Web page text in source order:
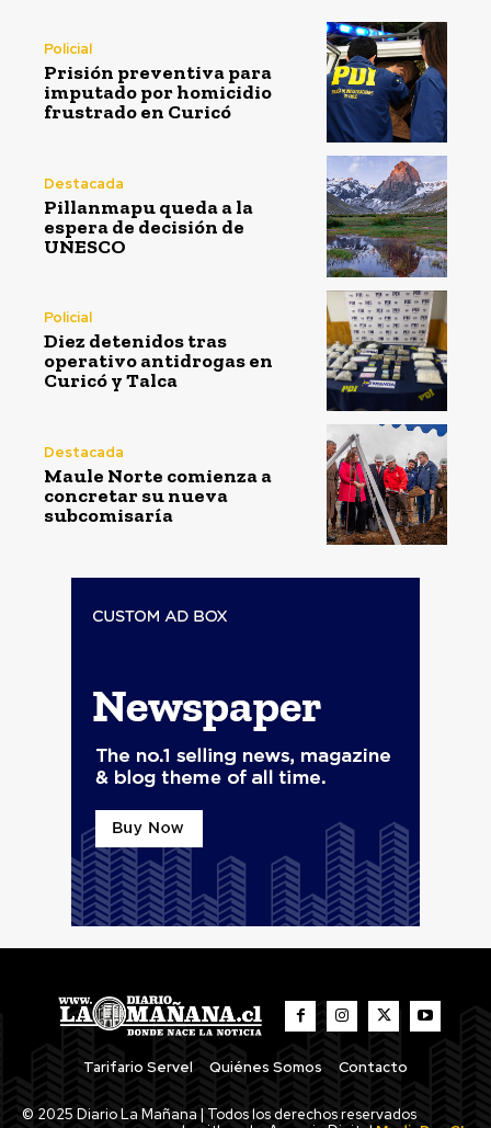
Policial
Prisión preventiva para
imputado por homicidio
frustrado en Curicó
Destacada
Pillanmapu queda a la
espera de decisión de
UNESCO
Policial
Diez detenidos tras
operativo antidrogas en
Curicó y Talca
Destacada
Maule Norte comienza a
concretar su nueva
subcomisaría
Tarifario Servel Quiénes Somos Contacto
© 2025 Diario La Mañana | Todos los derechos reservados